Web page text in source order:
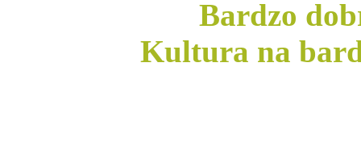
Bardzo
Kultura na